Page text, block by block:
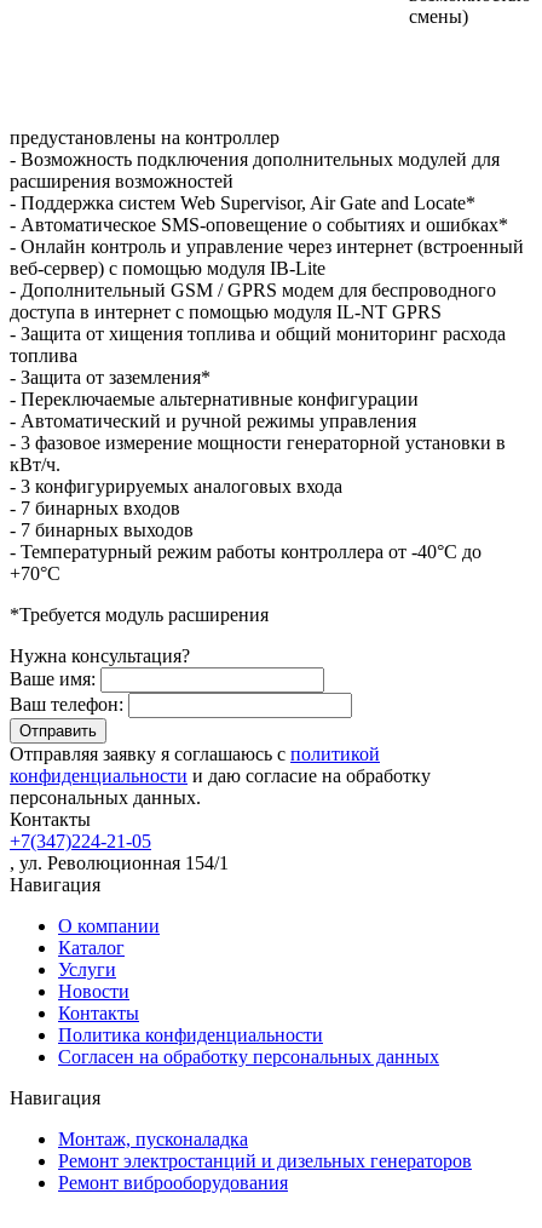
смены)
предустановлены на контроллер
- Возможность подключения дополнительных модулей для
расширения возможностей
- Поддержка систем Web Supervisor, Air Gate and Locate*
- Автоматическое SMS-оповещение о событиях и ошибках*
- Онлайн контроль и управление через интернет (встроенный
веб-сервер) с помощью модуля IB-Lite
- Дополнительный GSM / GPRS модем для беспроводного
доступа в интернет с помощью модуля IL-NT GPRS
- Защита от хищения топлива и общий мониторинг расхода
топлива
- Защита от заземления*
- Переключаемые альтернативные конфигурации
- Автоматический и ручной режимы управления
- 3 фазовое измерение мощности генераторной установки в
кВт/ч.
- 3 конфигурируемых аналоговых входа
- 7 бинарных входов
- 7 бинарных выходов
- Температурный режим работы контроллера от -40°C до
+70°C
*Требуется модуль расширения
Нужна консультация?
Ваше имя:
Ваш телефон:
Отправляя заявку я соглашаюсь с политикой
конфиденциальности и даю согласие на обработку
персональных данных.
Контакты
+7(347)224-21-05
, ул. Революционная 154/1
Навигация
О компании
Каталог
Услуги
Новости
Контакты
Политика конфиденциальности
Согласен на обработку персональных данных
Навигация
Монтаж, пусконаладка
Ремонт электростанций и дизельных генераторов
Ремонт виброоборудования